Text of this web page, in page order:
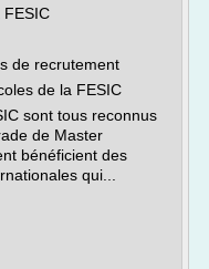
FESIC
de recrutement
de la FESIC
sont tous reconnus
de Master
bénéficient des
qui...